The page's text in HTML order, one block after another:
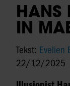
HANS
IN
Tekst: Evelien
22/12/2025